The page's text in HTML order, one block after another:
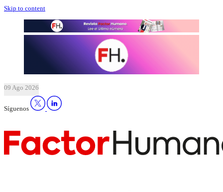
Skip to content
09 Ago 2026
Síguenos